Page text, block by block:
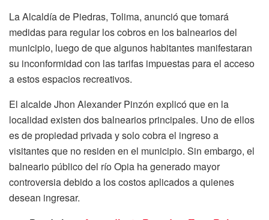
La Alcaldía de Piedras, Tolima, anunció que tomará
medidas para regular los cobros en los balnearios del
municipio, luego de que algunos habitantes manifestaran
su inconformidad con las tarifas impuestas para el acceso
a estos espacios recreativos.
El alcalde Jhon Alexander Pinzón explicó que en la
localidad existen dos balnearios principales. Uno de ellos
es de propiedad privada y solo cobra el ingreso a
visitantes que no residen en el municipio. Sin embargo, el
balneario público del río Opia ha generado mayor
controversia debido a los costos aplicados a quienes
desean ingresar.